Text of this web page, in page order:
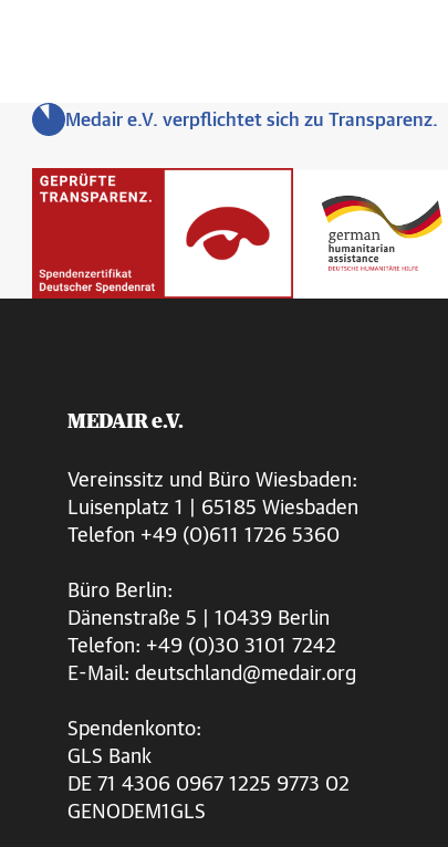
Medair e.V. verpflichtet sich zu Transparenz.
MEDAIR e.V.
Vereinssitz und Büro Wiesbaden:
Luisenplatz 1 | 65185 Wiesbaden
Telefon +49 (0)611 1726 5360
Büro Berlin:
Dänenstraße 5 | 10439 Berlin
Telefon: +49 (0)30 3101 7242
E-Mail: deutschland@medair.org
Spendenkonto:
GLS Bank
DE 71 4306 0967 1225 9773 02
GENODEM1GLS